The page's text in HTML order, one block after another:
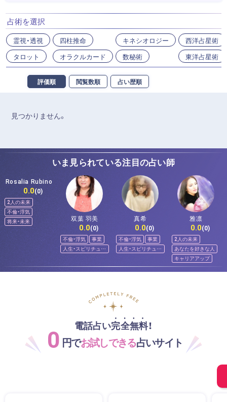
占術を選択
霊視・透視
タロット
四柱推命
オラクルカード
キネシオロジー
数秘術
西洋占星術
東洋占星術
評価順 閲覧数順 占い歴順
見つかりません。
いま見られている注目の占い師
Rosalia Rubino
0.0(0)
2人の未来
不倫・浮気
将来・未来
双葉 羽美
0.0(0)
不倫・浮気
事業
人生・スピリチュア
ル
真希
0.0(0)
不倫・浮気
事業
人生・スピリチュア
ル
雅凛
0.0(0)
2人の未来
あなたを好きな人
キャリアアップ
電話占い完全無料！
0 円でお試しできる占いサイト